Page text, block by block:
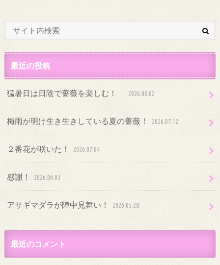
最近の投稿
猛暑日は日陰で薔薇を楽しむ！ 2026.08.02
梅雨が明け生き生きしている夏の薔薇！ 2026.07.12
２番花が咲いた！ 2026.07.04
感謝！ 2026.06.03
アサギマダラが陣中見舞い！ 2026.05.28
最近のコメント